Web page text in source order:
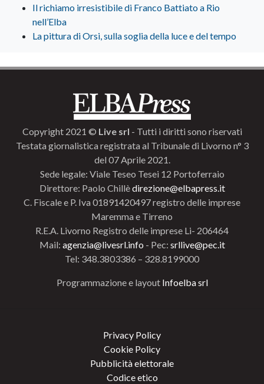
Il richiamo irresistibile di Franco Battiato a Rio
nell’Elba
La pittura di Orsi, sulla soglia della luce e del tempo
Copyright 2021 © Live srl - Tutti i diritti sono riservati
Testata giornalistica registrata al Tribunale di Livorno n° 3
del 07 Aprile 2021.
Sede legale: Viale Teseo Tesei 12 Portoferraio
Direttore: Paolo Chillèdirezione@elbapress.it
C. Fiscale e P. Iva 01891420497 registro delle imprese
Maremma e Tirreno
R.E.A. Livorno Registro delle imprese Li- 206464
Mail: agenzia@livesrl.info - Pec: srllive@pec.it
Tel: 348.3803386 – 328.8199000
Programmazione e layout Infoelba srl
Privacy Policy
Cookie Policy
Pubblicità elettorale
Codice etico